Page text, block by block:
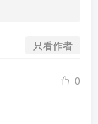
只看作者
0